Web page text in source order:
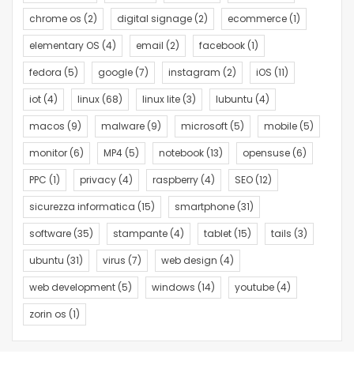
chrome os (2) digital signage (2) ecommerce (1)
elementary OS (4) email (2) facebook (1)
fedora (5) google (7) instagram (2) iOS (11)
iot (4) linux (68) linux lite (3) lubuntu (4)
macos (9) malware (9) microsoft (5) mobile (5)
monitor (6) MP4 (5) notebook (13) opensuse (6)
PPC (1) privacy (4) raspberry (4) SEO (12)
sicurezza informatica (15) smartphone (31)
software (35) stampante (4) tablet (15) tails (3)
ubuntu (31) virus (7) web design (4)
web development (5) windows (14) youtube (4)
zorin os (1)